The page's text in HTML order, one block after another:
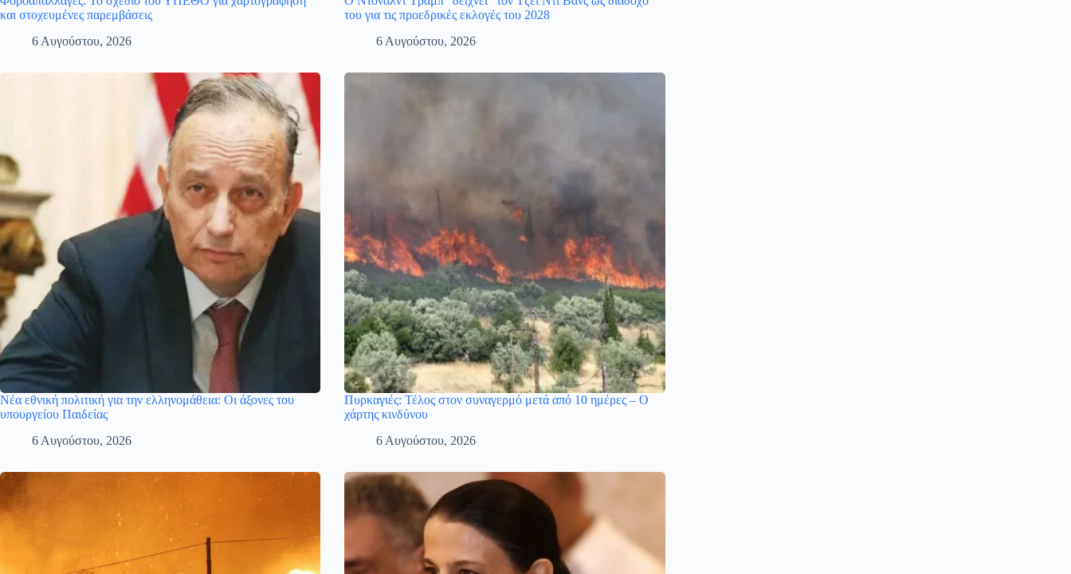
και στοχευμένες παρεμβάσεις
6 Αυγούστου, 2026
του για τις προεδρικές εκλογές του 2028
6 Αυγούστου, 2026
Νέα εθνική πολιτική για την ελληνομάθεια: Οι άξονες του
υπουργείου Παιδείας
6 Αυγούστου, 2026
Πυρκαγιές: Τέλος στον συναγερμό μετά από 10 ημέρες – Ο
χάρτης κινδύνου
6 Αυγούστου, 2026